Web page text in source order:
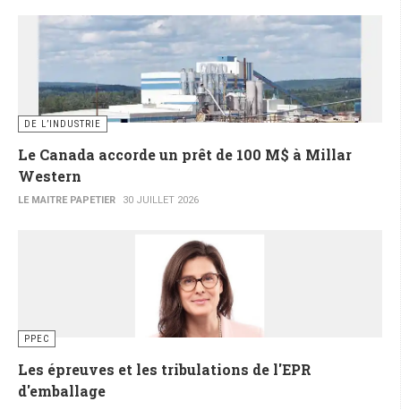
DE L’INDUSTRIE
Le Canada accorde un prêt de 100 M$ à Millar
Western
LE MAITRE PAPETIER 30 JUILLET 2026
PPEC
Les épreuves et les tribulations de l'EPR
d'emballage